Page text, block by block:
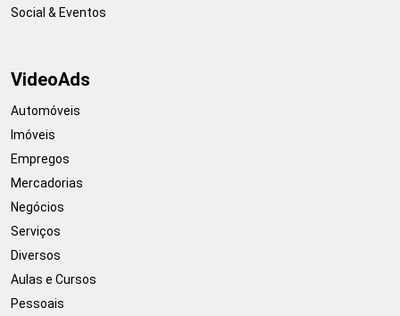
Social & Eventos
VideoAds
Automóveis
Imóveis
Empregos
Mercadorias
Negócios
Serviços
Diversos
Aulas e Cursos
Pessoais